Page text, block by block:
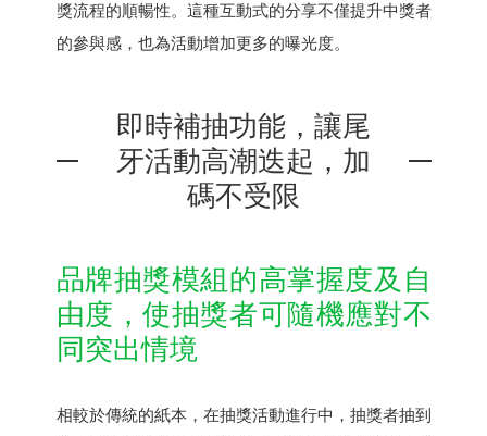
獎流程的順暢性。這種互動式的分享不僅提升中獎者
的參與感，也為活動增加更多的曝光度。
即時補抽功能，讓尾
牙活動高潮迭起，加
碼不受限
品牌抽獎模組的高掌握度及自
由度，使抽獎者可隨機應對不
同突出情境
相較於傳統的紙本，在抽獎活動進行中，抽獎者抽到